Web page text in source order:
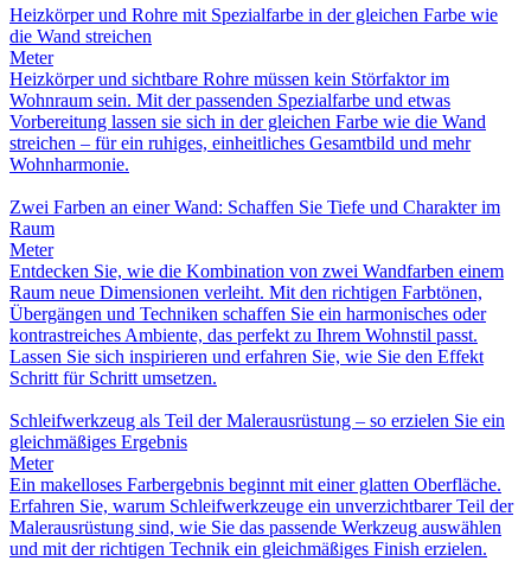
Heizkörper und Rohre mit Spezialfarbe in der gleichen Farbe wie
die Wand streichen
Meter
Heizkörper und sichtbare Rohre müssen kein Störfaktor im
Wohnraum sein. Mit der passenden Spezialfarbe und etwas
Vorbereitung lassen sie sich in der gleichen Farbe wie die Wand
streichen – für ein ruhiges, einheitliches Gesamtbild und mehr
Wohnharmonie.
Zwei Farben an einer Wand: Schaffen Sie Tiefe und Charakter im
Raum
Meter
Entdecken Sie, wie die Kombination von zwei Wandfarben einem
Raum neue Dimensionen verleiht. Mit den richtigen Farbtönen,
Übergängen und Techniken schaffen Sie ein harmonisches oder
kontrastreiches Ambiente, das perfekt zu Ihrem Wohnstil passt.
Lassen Sie sich inspirieren und erfahren Sie, wie Sie den Effekt
Schritt für Schritt umsetzen.
Schleifwerkzeug als Teil der Malerausrüstung – so erzielen Sie ein
gleichmäßiges Ergebnis
Meter
Ein makelloses Farbergebnis beginnt mit einer glatten Oberfläche.
Erfahren Sie, warum Schleifwerkzeuge ein unverzichtbarer Teil der
Malerausrüstung sind, wie Sie das passende Werkzeug auswählen
und mit der richtigen Technik ein gleichmäßiges Finish erzielen.